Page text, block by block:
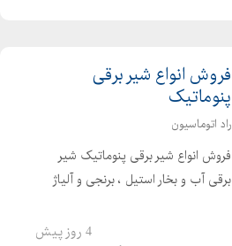
فروش انواع شیر برقی
پنوماتیک
راد اتوماسیون
فروش انواع شیر برقی پنوماتیک شیر
برقی آب و بخار استیل ، برنجی و آلیاژ
نورمالی اوپن سایز های 1/8-1/4-1/2-3/4-
4 روز پیش